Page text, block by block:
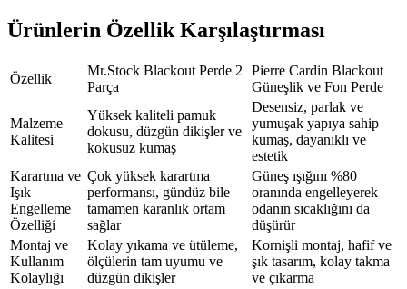
Ürünlerin Özellik Karşılaştırması
Özellik
Mr.Stock Blackout Perde 2
Parça
Pierre Cardin Blackout
Güneşlik ve Fon Perde
Malzeme
Kalitesi
Yüksek kaliteli pamuk
dokusu, düzgün dikişler ve
kokusuz kumaş
Desensiz, parlak ve
yumuşak yapıya sahip
kumaş, dayanıklı ve
estetik
Karartma ve
Işık
Engelleme
Özelliği
Çok yüksek karartma
performansı, gündüz bile
tamamen karanlık ortam
sağlar
Güneş ışığını %80
oranında engelleyerek
odanın sıcaklığını da
düşürür
Montaj ve
Kullanım
Kolaylığı
Kolay yıkama ve ütüleme,
ölçülerin tam uyumu ve
düzgün dikişler
Kornişli montaj, hafif ve
şık tasarım, kolay takma
ve çıkarma